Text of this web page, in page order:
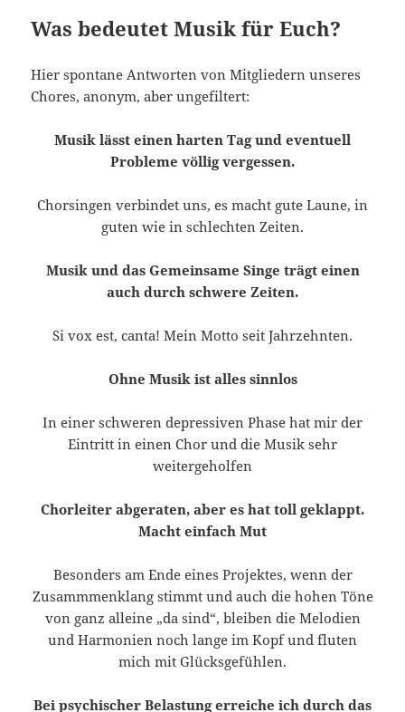
Was bedeutet Musik für Euch?
Hier spontane Antworten von Mitgliedern unseres
Chores, anonym, aber ungefiltert:
Musik lässt einen harten Tag und eventuell
Probleme völlig vergessen.
Chorsingen verbindet uns, es macht gute Laune, in
guten wie in schlechten Zeiten.
Musik und das Gemeinsame Singe trägt einen
auch durch schwere Zeiten.
Si vox est, canta! Mein Motto seit Jahrzehnten.
Ohne Musik ist alles sinnlos
In einer schweren depressiven Phase hat mir der
Eintritt in einen Chor und die Musik sehr
weitergeholfen
Chorleiter abgeraten, aber es hat toll geklappt.
Macht einfach Mut
Besonders am Ende eines Projektes, wenn der
Zusammmenklang stimmt und auch die hohen Töne
von ganz alleine „da sind“, bleiben die Melodien
und Harmonien noch lange im Kopf und fluten
mich mit Glücksgefühlen.
Bei psychischer Belastung erreiche ich durch das